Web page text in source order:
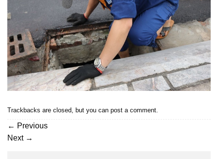
Trackbacks are closed, but you can post a comment.
← Previous
Next →